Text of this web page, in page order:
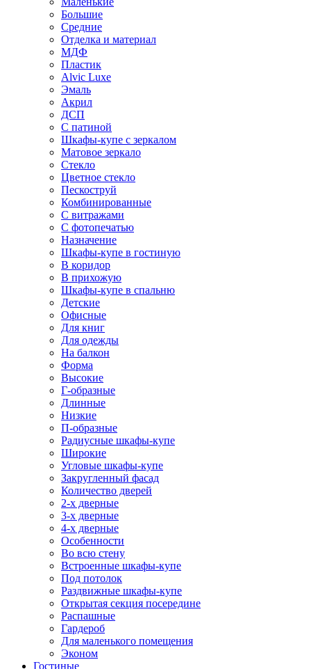
Большие
Средние
Отделка и материал
МДФ
Пластик
Alvic Luxe
Эмаль
Акрил
ДСП
С патиной
Шкафы-купе с зеркалом
Матовое зеркало
Стекло
Цветное стекло
Пескоструй
Комбинированные
С витражами
С фотопечатью
Назначение
Шкафы-купе в гостиную
В коридор
В прихожую
Шкафы-купе в спальню
Детские
Офисные
Для книг
Для одежды
На балкон
Форма
Высокие
Г-образные
Длинные
Низкие
П-образные
Радиусные шкафы-купе
Широкие
Угловые шкафы-купе
Закругленный фасад
Количество дверей
2-х дверные
3-х дверные
4-х дверные
Особенности
Во всю стену
Встроенные шкафы-купе
Под потолок
Раздвижные шкафы-купе
Открытая секция посередине
Распашные
Гардероб
Для маленького помещения
Эконом
Гостиные